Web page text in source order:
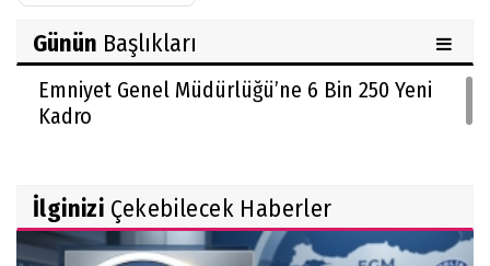
Günün Başlıkları
Emniyet Genel Müdürlüğü’ne 6 Bin 250 Yeni
Kadro
İlginizi Çekebilecek Haberler